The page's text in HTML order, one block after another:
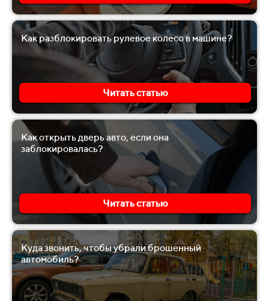
Как разблокировать рулевое колесо в машине?
Читать статью
Как открыть дверь авто, если она
заблокировалась?
Читать статью
Куда звонить, чтобы убрали брошенный
автомобиль?